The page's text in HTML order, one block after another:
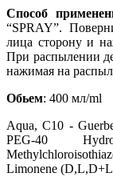
Способ
“SPRAY”.
лица сторону и
При распылении
нажимая на
Обьем: 400 мл/ml
Aqua, C10 -
PEG-40
Limonene